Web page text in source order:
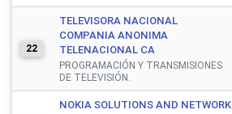
22
TELEVISORA NACIONAL
COMPANIA ANONIMA
TELENACIONAL CA
PROGRAMACIÓN Y TRANSMISIONES
DE TELEVISIÓN.
NOKIA SOLUTIONS AND NETWORK